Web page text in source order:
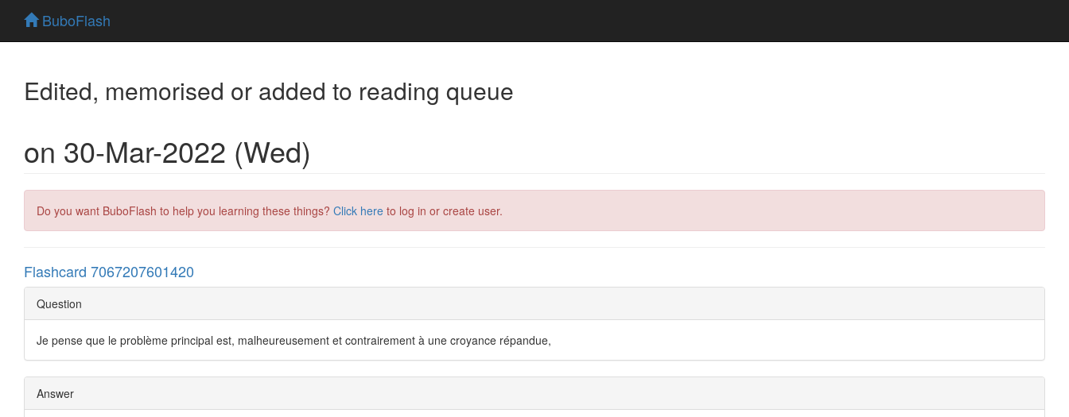
BuboFlash
Edited, memorised or added to reading queue
on 30-Mar-2022 (Wed)
Do you want BuboFlash to help you learning these things? Click here to log in or create user.
Flashcard 7067207601420
Question
Je pense que le problème principal est, malheureusement et contrairement à une croyance répandue,
Answer